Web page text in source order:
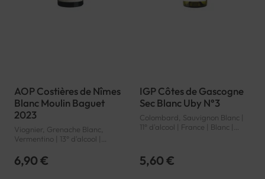
AOP Costières de Nîmes
Blanc Moulin Baguet
2023
Viognier, Grenache Blanc,
Vermentino | 13° d'alcool |
Costières de Nîmes | AOP
6,90 €
IGP Côtes de Gascogne
Sec Blanc Uby N°3
Colombard, Sauvignon Blanc |
11° d'alcool | France | Blanc |
5,60 €